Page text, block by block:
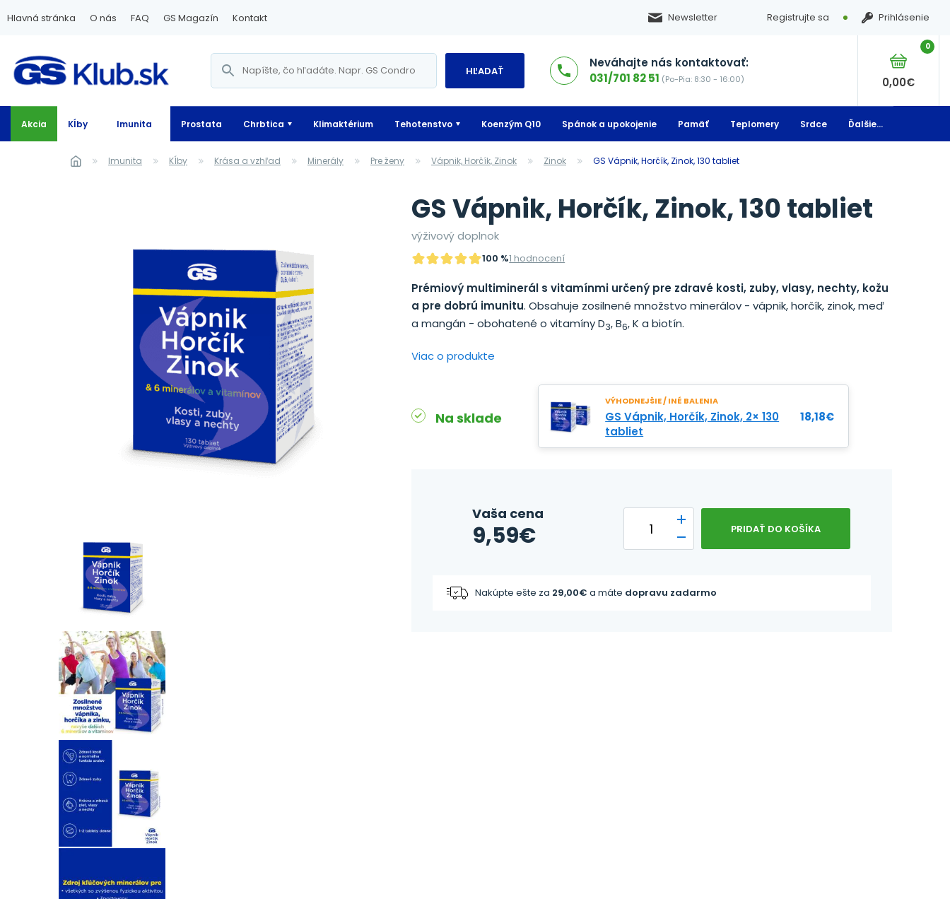
Hlavná stránka O nás FAQ GS Magazín Kontakt Newsletter Registrujte sa Prihlásenie
HĽADAŤ
Neváhajte nás kontaktovať:
031/701 82 51 (Po-Pia: 8:30 - 16:00)
0
0,00€
Akcia Kĺby Imunita Prostata Chrbtica Klimaktérium Tehotenstvo Koenzým Q10 Spánok a upokojenie Pamäť Teplomery Srdce Ďalšie...
Imunita Kĺby Krása a vzhľad Minerály Pre ženy Vápnik, Horčík, Zinok Zinok GS Vápnik, Horčík, Zinok, 130 tabliet
GS Vápnik, Horčík, Zinok, 130 tabliet
výživový doplnok
100 %1 hodnocení
Prémiový multiminerál s vitamínmi určený pre zdravé kosti, zuby, vlasy, nechty, kožu
a pre dobrú imunitu. Obsahuje zosilnené množstvo minerálov - vápnik, horčík, zinok, meď
a mangán - obohatené o vitamíny D3, B6, K a biotín.
Viac o produkte
Na sklade
VÝHODNEJŠIE / INÉ BALENIA
GS Vápnik, Horčík, Zinok, 2× 130
tabliet
18,18€
Vaša cena
9,59€ PRIDAŤ DO KOŠÍKA
Nakúpte ešte za 29,00€ a máte dopravu zadarmo